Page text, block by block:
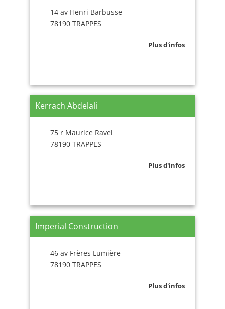
14 av Henri Barbusse
78190 TRAPPES
Plus d'infos
Kerrach Abdelali
75 r Maurice Ravel
78190 TRAPPES
Plus d'infos
Imperial Construction
46 av Frères Lumière
78190 TRAPPES
Plus d'infos